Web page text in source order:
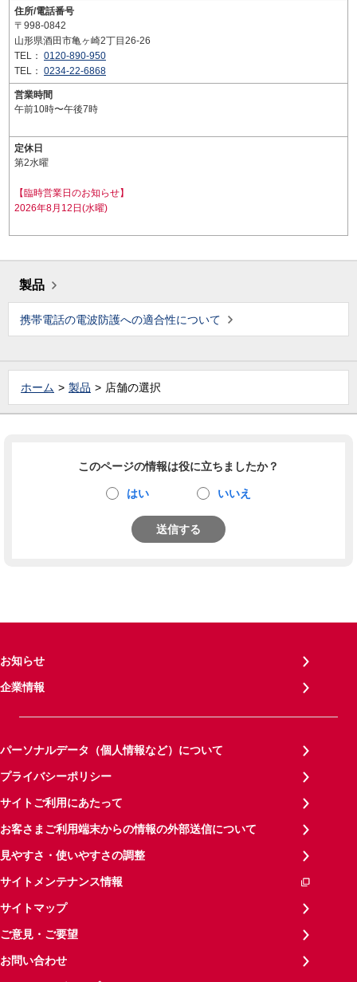
住所/電話番号
〒998-0842
山形県酒田市亀ヶ崎2丁目26-26
TEL： 0120-890-950
TEL： 0234-22-6868
営業時間
午前10時〜午後7時
定休日
第2水曜
【臨時営業日のお知らせ】
2026年8月12日(水曜)
製品
携帯電話の電波防護への適合性について
ホーム 製品 店舗の選択
このページの情報は役に立ちましたか？
はい いいえ
送信する
お知らせ
企業情報
パーソナルデータ（個人情報など）について
プライバシーポリシー
サイトご利用にあたって
お客さまご利用端末からの情報の外部送信について
見やすさ・使いやすさの調整
サイトメンテナンス情報
サイトマップ
ご意見・ご要望
お問い合わせ